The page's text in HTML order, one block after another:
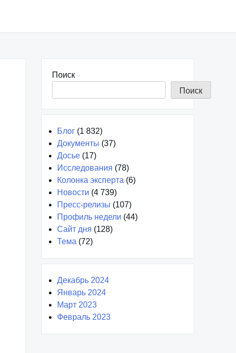
Поиск
Поиск
Блог (1 832)
Документы (37)
Досье (17)
Исследования (78)
Колонка эксперта (6)
Новости (4 739)
Пресс-релизы (107)
Профиль недели (44)
Сайт дня (128)
Тема (72)
Декабрь 2024
Январь 2024
Март 2023
Февраль 2023